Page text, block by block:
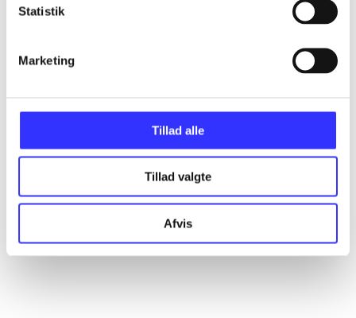
Statistik
Marketing
Tillad alle
Tillad valgte
Afvis
Alle registrerede artikler fordelt på udgivelser
...
...
...